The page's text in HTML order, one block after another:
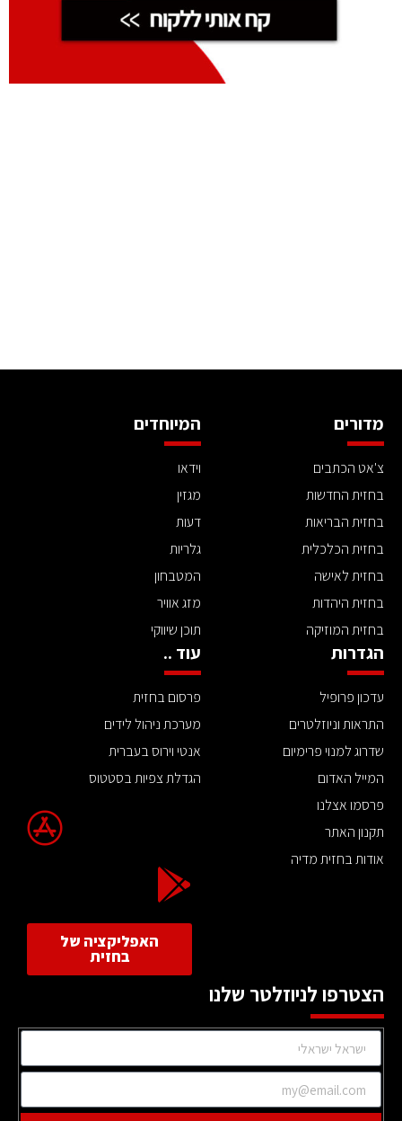
מדורים
צ'אט הכתבים
בחזית החדשות
בחזית הבריאות
בחזית הכלכלית
בחזית לאישה
בחזית היהדות
בחזית המוזיקה
המיוחדים
וידאו
מגזין
דעות
גלריות
המטבחון
מזג אוויר
תוכן שיווקי
הגדרות
עדכון פרופיל
התראות וניוזלטרים
שדרוג למנוי פרימיום
המייל האדום
פרסמו אצלנו
תקנון האתר
אודות בחזית מדיה
עוד ..
פרסום בחזית
מערכת ניהול לידים
אנטי וירוס בעברית
הגדלת צפיות בסטטוס
האפליקציה של
בחזית
הצטרפו לניוזלטר שלנו